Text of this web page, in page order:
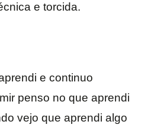
e torcida.
e continuo
penso no que aprendi
vejo que aprendi algo